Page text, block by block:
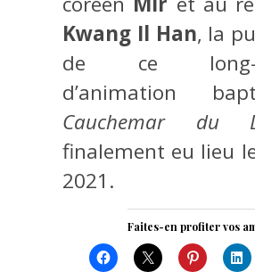
Kwang Il Han, la
de ce long-
d’animation
Cauchemar du
finalement eu lieu
2021.
Faites-en profiter vos